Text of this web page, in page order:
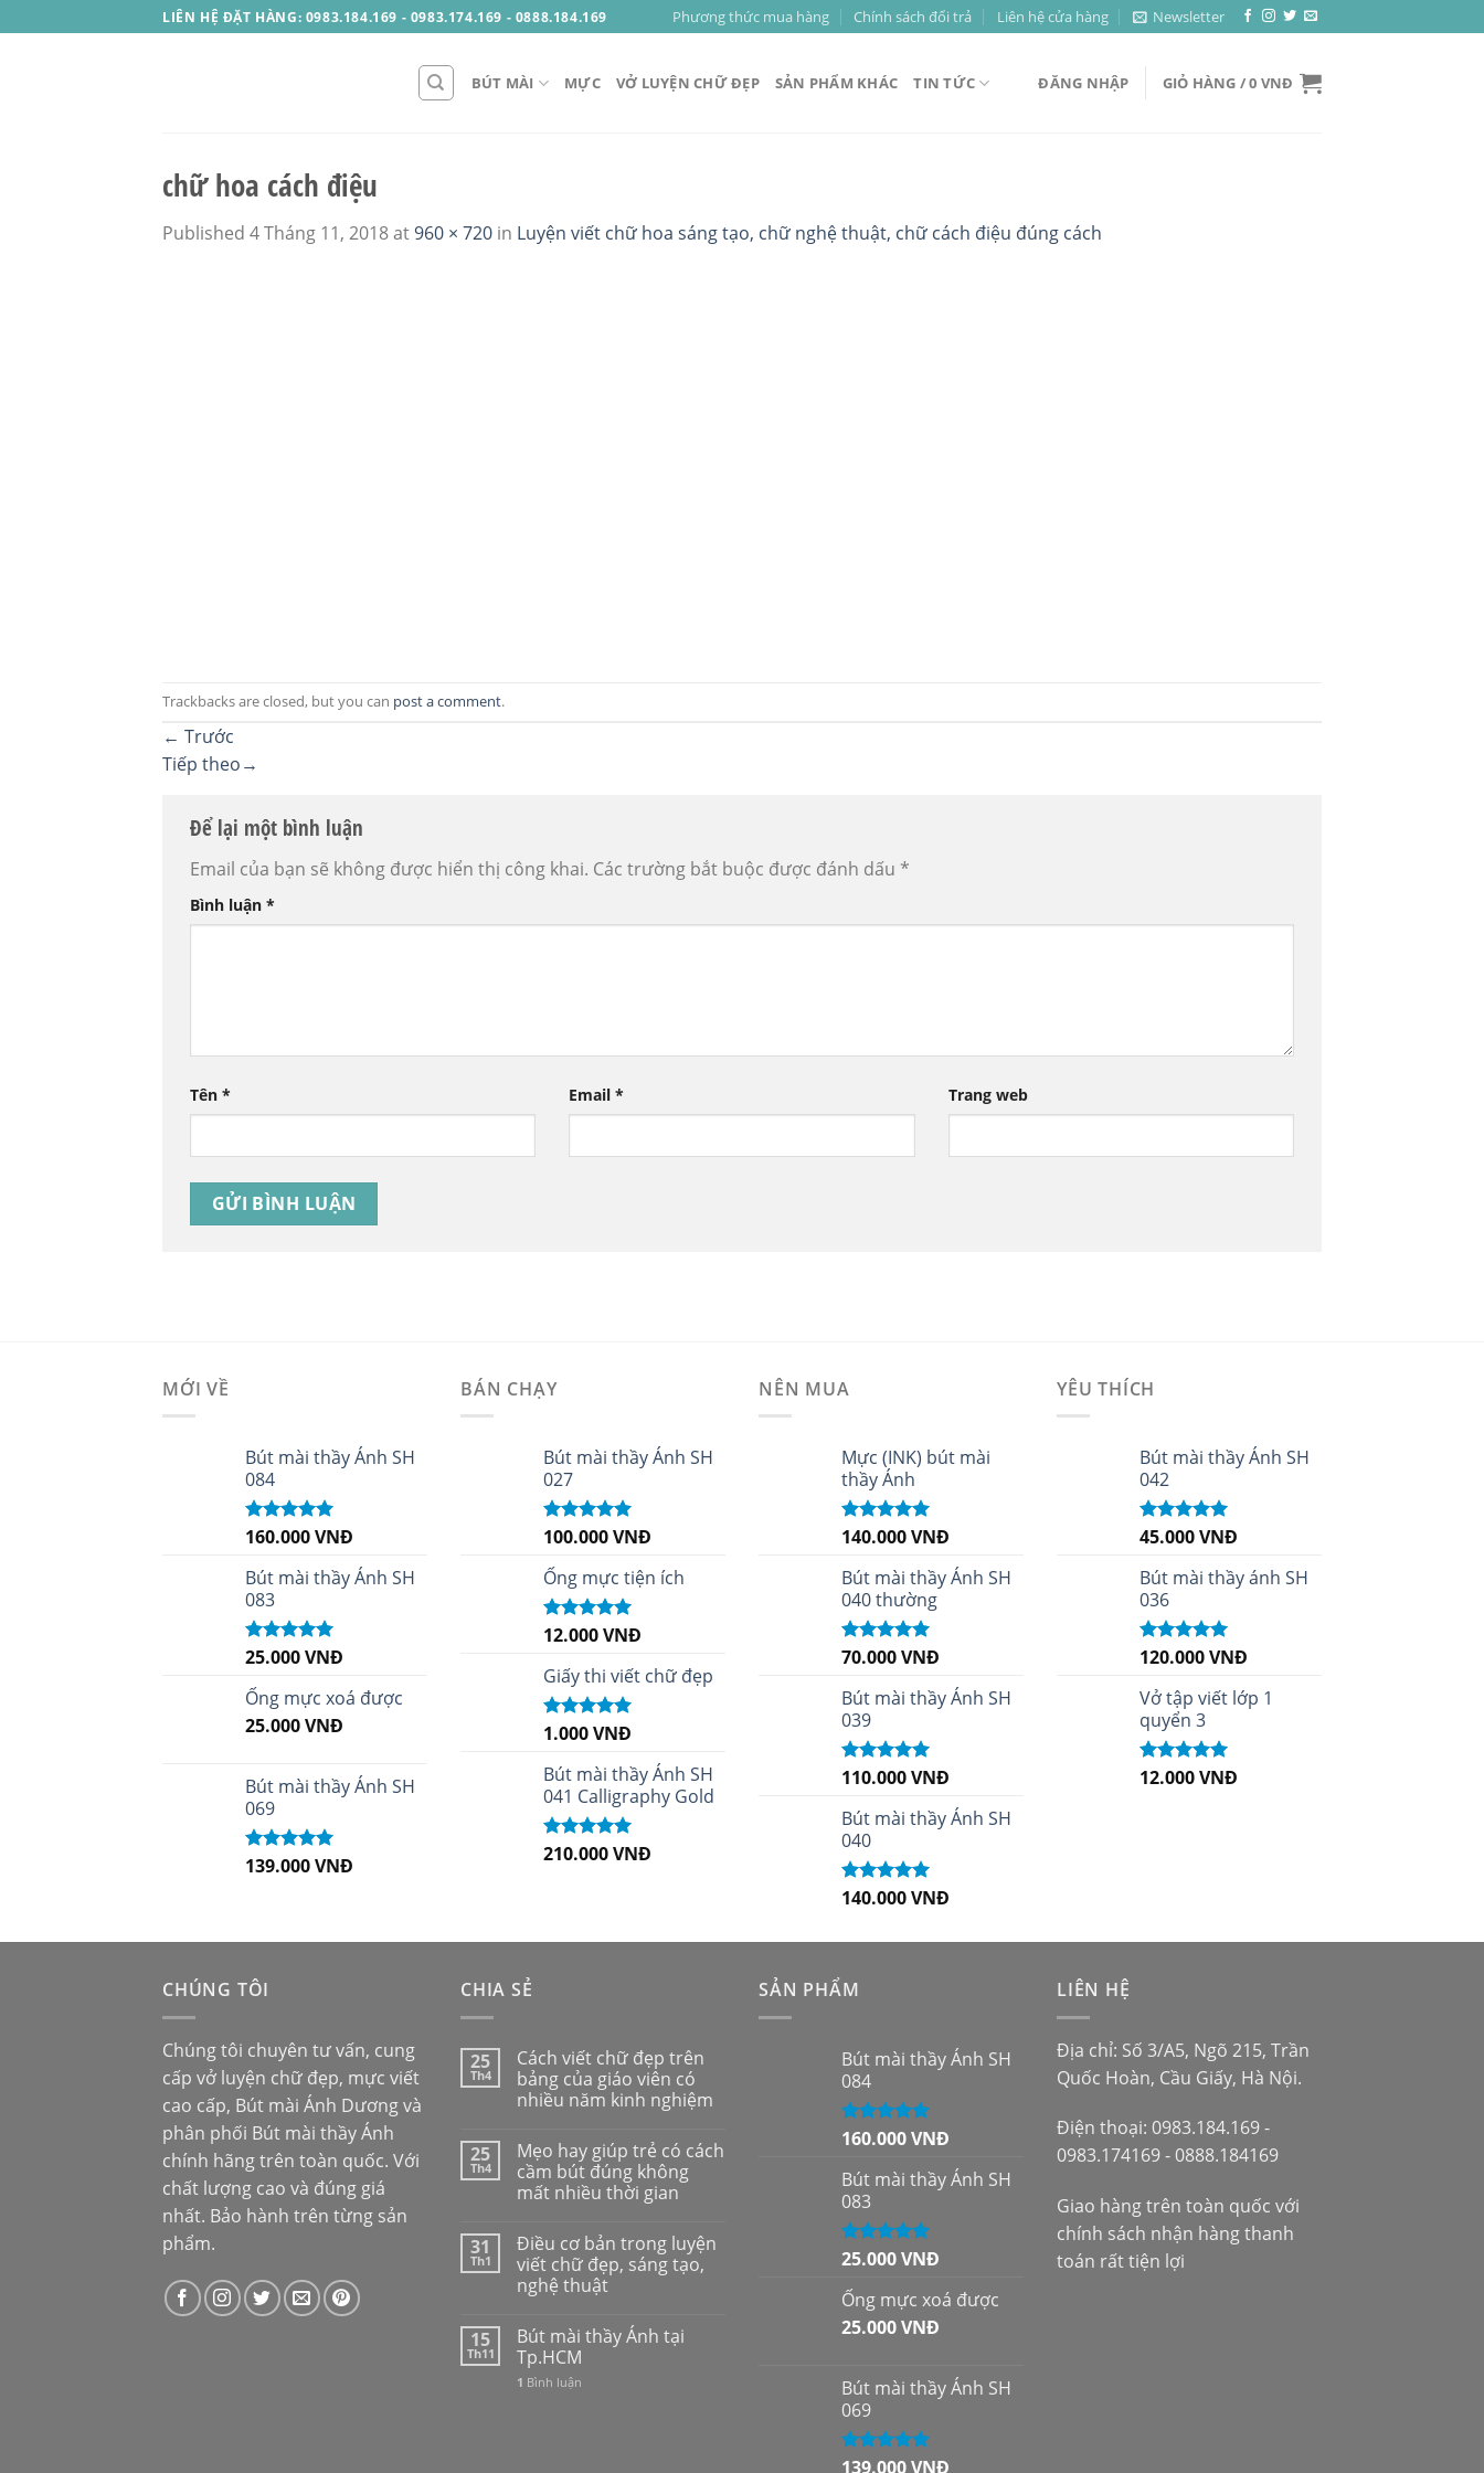
to
LIÊN HỆ ĐẶT HÀNG: 0983.184.169 - 0983.174.169 - 0888.184.169 Phương thức mua hàng Chính sách đổi trả Liên hệ cửa hàng Newsletter
BÚT MÀI MỰC VỞ LUYỆN CHỮ ĐẸP SẢN PHẨM KHÁC TIN TỨC ĐĂNG NHẬP GIỎ HÀNG /0 VNĐ
chữ hoa cách điệu
Published 4 Tháng 11, 2018at960 × 720 in Luyện viết chữ hoa sáng tạo, chữ nghệ thuật, chữ cách điệu đúng cách
Trackbacks are closed, but you can post a comment.
← Trước
Tiếp theo→
Để lại một bình luận
Email của bạn sẽ không được hiển thị công khai. Các trường bắt buộc được đánh dấu *
Bình luận *
Tên * Email* Trang web
MỚI VỀ
Bút mài thầy Ánh SH
084
Được xếp
sao
160.000VNĐ
Bút mài thầy Ánh SH
083
Được xếp
sao
25.000VNĐ
Ống mực xoá được
25.000VNĐ
Bút mài thầy Ánh SH
069
Được xếp
139.000VNĐ
BÁN CHẠY
Bút mài thầy Ánh SH
027
Được xếp
sao
100.000VNĐ
Ống mực tiện ích
Được xếp
sao
12.000VNĐ
Giấy thi viết chữ đẹp
Được xếp
sao
1.000VNĐ
Bút mài thầy Ánh SH
041 Calligraphy Gold
Được xếp
210.000VNĐ
NÊN MUA
Mực (INK) bút mài
thầy Ánh
Được xếp
sao
140.000VNĐ
Bút mài thầy Ánh SH
040 thường
Được xếp
sao
70.000VNĐ
Bút mài thầy Ánh SH
039
Được xếp
sao
110.000VNĐ
Bút mài thầy Ánh SH
040
Được xếp
140.000VNĐ
YÊU THÍCH
Bút mài thầy Ánh SH
042
Được xếp
sao
45.000VNĐ
Bút mài thầy ánh SH
036
Được xếp
sao
120.000VNĐ
Vở tập viết lớp 1
quyển 3
Được xếp
12.000VNĐ
CHÚNG TÔI
Chúng tôi chuyên tư vấn, cung
cấp vở luyện chữ đẹp, mực viết
cao cấp, Bút mài Ánh Dươngvà
phân phối Bút mài thầy Ánh
chính hãng trên toàn quốc. Với
chất lượng cao và đúng giá
nhất. Bảo hành trên từng sản
phẩm.
CHIA SẺ
25
Th4
Cách viết chữ đẹp trên
bảng của giáo viên có
nhiều năm kinh nghiệm
25
Th4
Mẹo hay giúp trẻ có cách
cầm bút đúng không
mất nhiều thời gian
31
Th1
Điều cơ bản trong luyện
viết chữ đẹp, sáng tạo,
nghệ thuật
15
Th11
Bút mài thầy Ánh tại
Tp.HCM
1 Bình luận
SẢN PHẨM
Bút mài thầy Ánh SH
084
Được xếp
sao
160.000VNĐ
Bút mài thầy Ánh SH
083
Được xếp
sao
25.000VNĐ
Ống mực xoá được
25.000VNĐ
Bút mài thầy Ánh SH
069
Được xếp
139.000VNĐ
LIÊN HỆ
Địa chỉ: Số 3/A5, Ngõ 215, Trần
Quốc Hoàn, Cầu Giấy, Hà Nội.
Điện thoại: 0983.184.169 -
0983.174169 - 0888.184169
Giao hàng trên toàn quốc với
chính sách nhận hàng thanh
toán rất tiện lợi